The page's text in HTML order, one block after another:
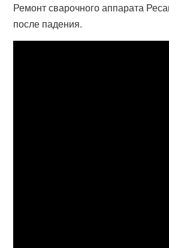
Ремонт сварочного аппарата
после падения.